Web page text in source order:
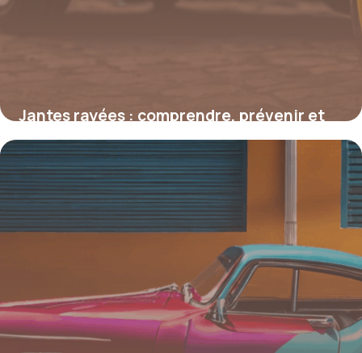
Jantes rayées : comprendre, prévenir et
restaurer l’esthétique de vos roues
4 juillet 2025